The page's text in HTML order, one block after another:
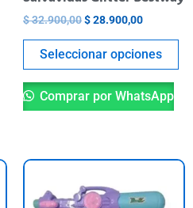
$32.900,00$28.900,00
Seleccionar opciones
Comprar por WhatsApp
Este
producto